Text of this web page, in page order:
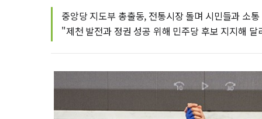
중앙당 지도부 총출동, 전통시장 돌며 시민들과 소통
"제천 발전과 정권 성공 위해 민주당 후보 지지해 달